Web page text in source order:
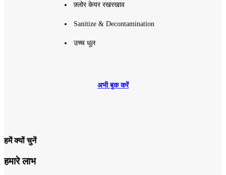
अभी बुक करें
फ़्लोर केयर रखरखाव
Sanitize & Decontamination
उच्च धूल
हमें क्यों चुनें
हमारे लाभ